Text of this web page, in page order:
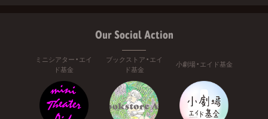
Our Social Action
ミニシアター・エイ
ド基金
ブックストア・エイ
ド基金
小劇場・エイド基金